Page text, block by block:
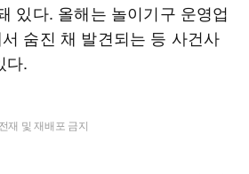
있다. 올해는 놀이기구 운영업
숨진 채 발견되는 등 사건사
다.
재 및 재배포 금지